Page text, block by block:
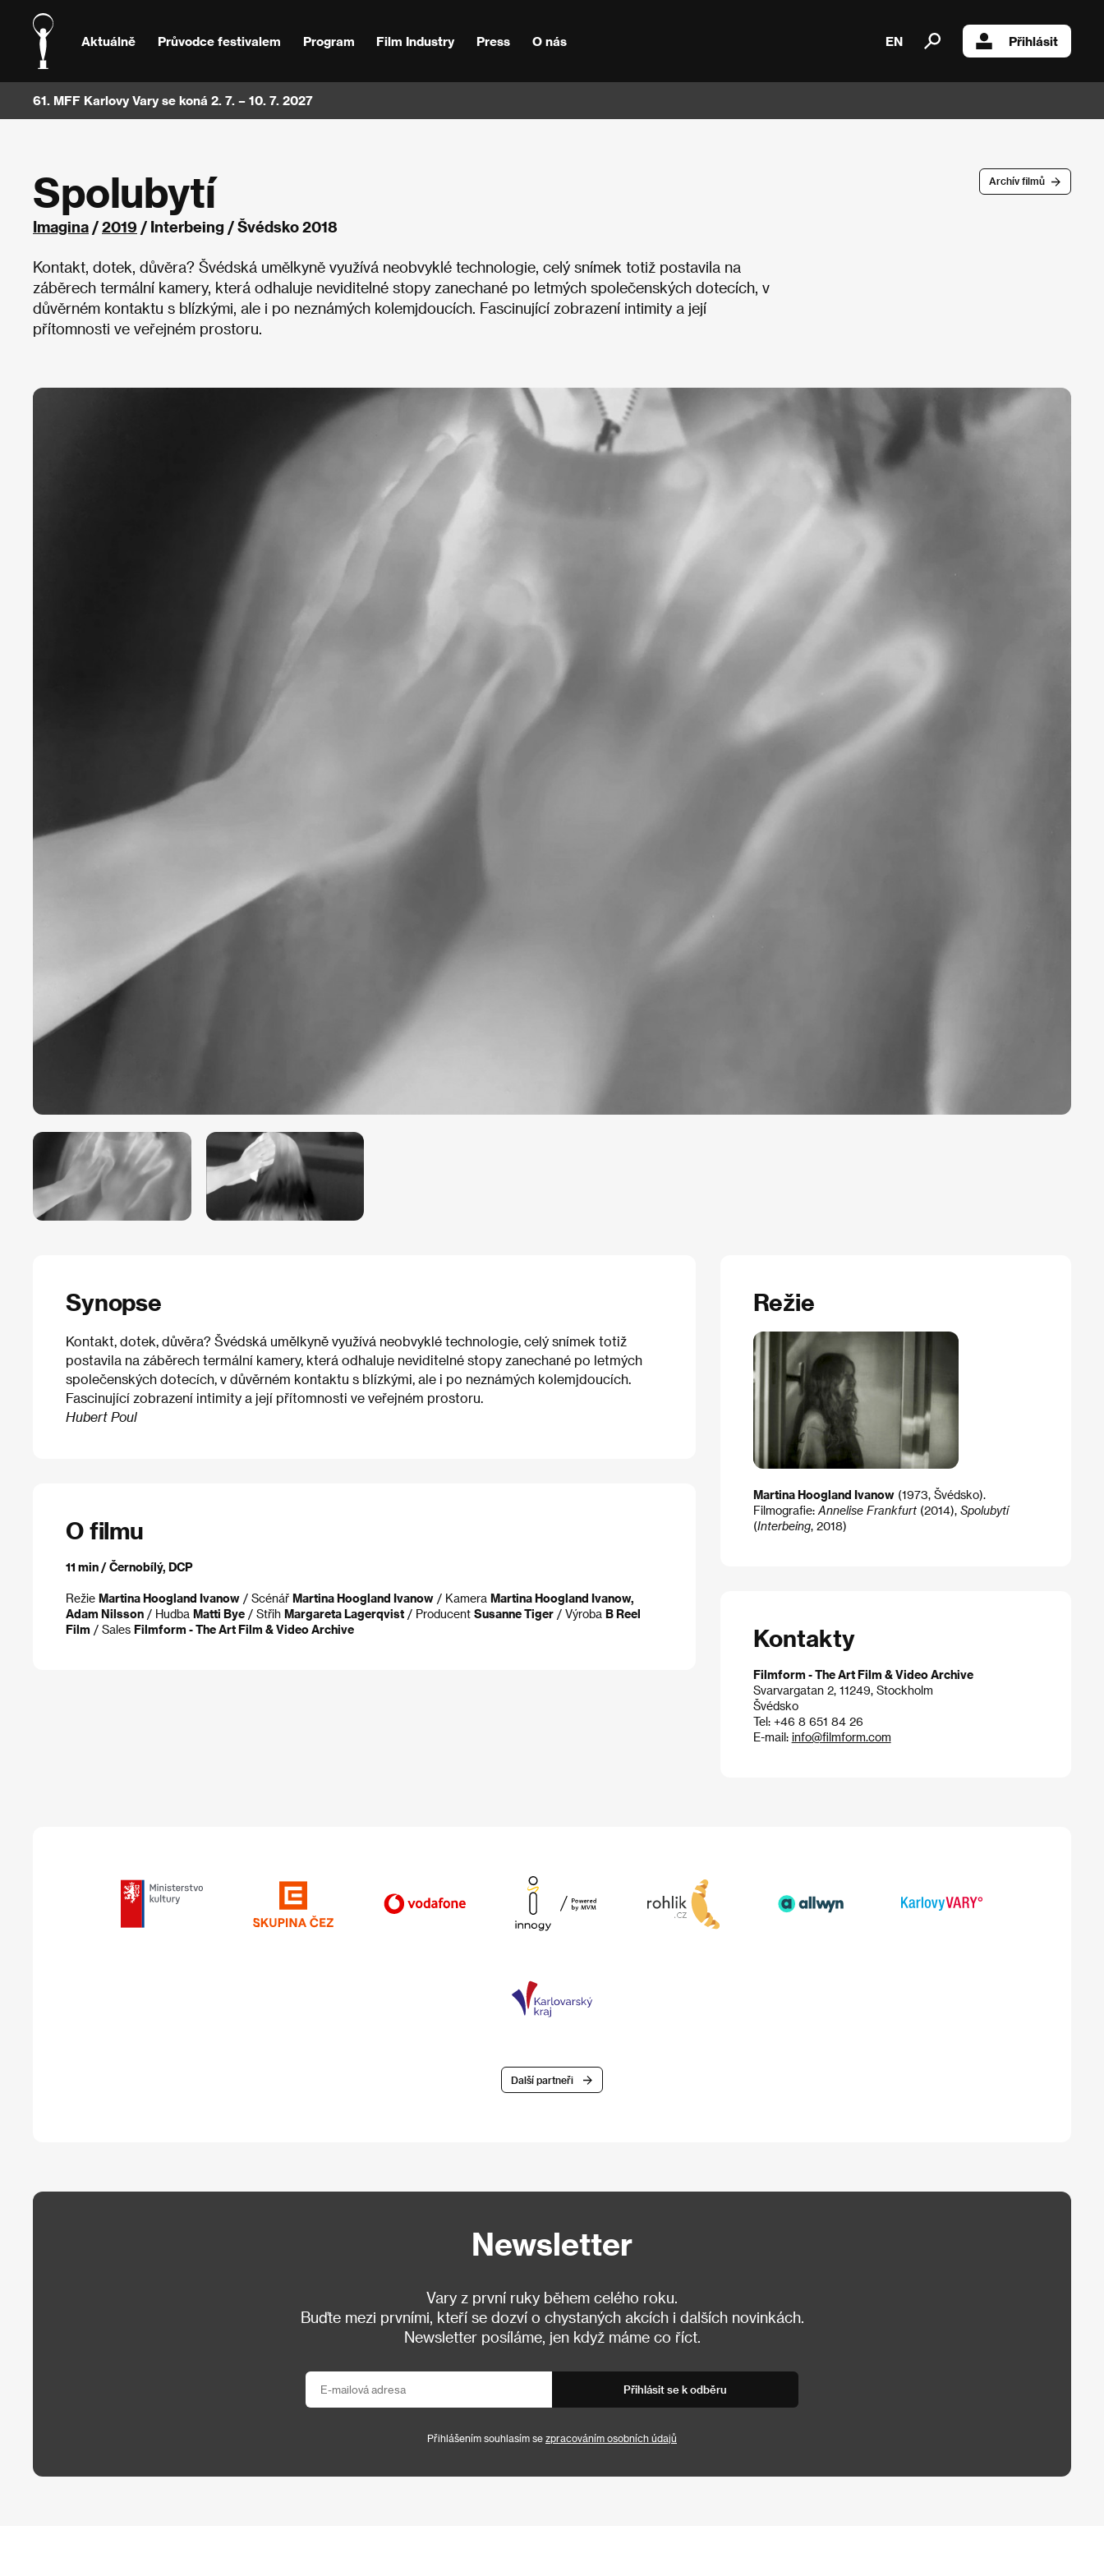
Aktuálně Průvodce festivalem Program Film Industry Press O nás EN Přihlásit
61. MFF Karlovy Vary se koná 2. 7. – 10. 7. 2027
Archív filmů
Spolubytí
Imagina /2019 / Interbeing / Švédsko 2018
Kontakt, dotek, důvěra? Švédská umělkyně využívá neobvyklé technologie, celý snímek totiž postavila na
záběrech termální kamery, která odhaluje neviditelné stopy zanechané po letmých společenských dotecích, v
důvěrném kontaktu s blízkými, ale i po neznámých kolemjdoucích. Fascinující zobrazení intimity a její
přítomnosti ve veřejném prostoru.
Synopse
Kontakt, dotek, důvěra? Švédská umělkyně využívá neobvyklé technologie, celý snímek totiž
postavila na záběrech termální kamery, která odhaluje neviditelné stopy zanechané po letmých
společenských dotecích, v důvěrném kontaktu s blízkými, ale i po neznámých kolemjdoucích.
Fascinující zobrazení intimity a její přítomnosti ve veřejném prostoru.
Hubert Poul
O filmu
11 min / Černobílý, DCP
Režie Martina Hoogland Ivanow / Scénář Martina Hoogland Ivanow / Kamera Martina Hoogland Ivanow,
Adam Nilsson / Hudba Matti Bye / Střih Margareta Lagerqvist / Producent Susanne Tiger / Výroba B Reel
Film / Sales Filmform - The Art Film & Video Archive
Režie
Martina Hoogland Ivanow(1973, Švédsko).
Filmografie: Annelise Frankfurt(2014), Spolubytí
(Interbeing, 2018)
Kontakty
Filmform - The Art Film & Video Archive
Svarvargatan 2, 11249, Stockholm
Švédsko
Tel: +46 8 651 84 26
E-mail: info@filmform.com
Další partneři
Newsletter
Vary z první ruky během celého roku.
Buďte mezi prvními, kteří se dozví o chystaných akcích i dalších novinkách.
Newsletter posíláme, jen když máme co říct.
Přihlásit se k odběru
Přihlášením souhlasím se zpracováním osobních údajů